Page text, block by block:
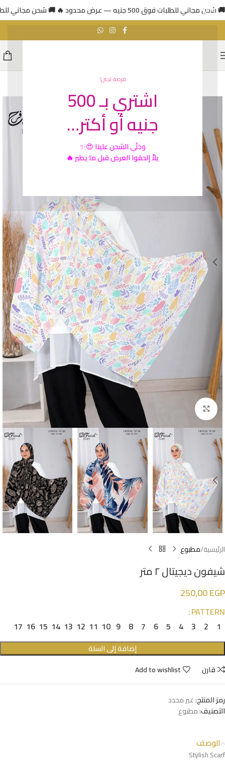
فرصة تجنن!
اشتري بـ 500
جنيه أو أكتر…
وخلّيالشحن علينا😍✨
يلاّ إلحقوا العرض قبل ما يطير 🔥
🚚 شحن مجاني للطلبات فوق 500 جنيه — عرض محدود 🔥 🚚 شحن مجاني للطلبات فوق 500
Click to enlarge
الرئيسية مطبوع
شيفون ديجيتال ٢ متر
250,00EGP
PATTERN
1
2
3
4
5
6
7
8
9
10
11
12
13
14
15
16
17
إضافة إلى السلة
قارن
Add to wishlist
رمز المنتج:غير محدد
التصنيف:مطبوع
الوصف
Stylish Scarf